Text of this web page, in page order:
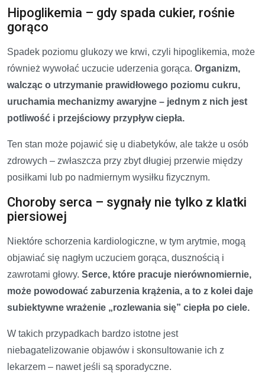
Hipoglikemia – gdy spada cukier, rośnie
gorąco
Spadek poziomu glukozy we krwi, czyli hipoglikemia, może
również wywołać uczucie uderzenia gorąca. Organizm,
walcząc o utrzymanie prawidłowego poziomu cukru,
uruchamia mechanizmy awaryjne – jednym z nich jest
potliwość i przejściowy przypływ ciepła.
Ten stan może pojawić się u diabetyków, ale także u osób
zdrowych – zwłaszcza przy zbyt długiej przerwie między
posiłkami lub po nadmiernym wysiłku fizycznym.
Choroby serca – sygnały nie tylko z klatki
piersiowej
Niektóre schorzenia kardiologiczne, w tym arytmie, mogą
objawiać się nagłym uczuciem gorąca, dusznością i
zawrotami głowy. Serce, które pracuje nierównomiernie,
może powodować zaburzenia krążenia, a to z kolei daje
subiektywne wrażenie „rozlewania się” ciepła po ciele.
W takich przypadkach bardzo istotne jest
niebagatelizowanie objawów i skonsultowanie ich z
lekarzem – nawet jeśli są sporadyczne.